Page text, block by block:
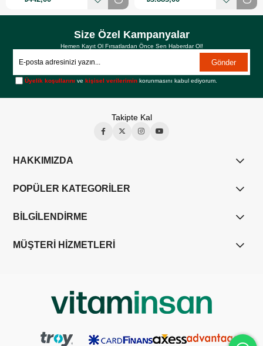
Size Özel Kampanyalar
Hemen Kayıt Ol Fırsatlardan Önce Sen Haberdar Ol!
Gönder
Üyelik koşullarını vekişisel verilerimin korunmasını kabul ediyorum.
Takipte Kal
HAKKIMIZDA
POPÜLER KATEGORİLER
BİLGİLENDİRME
MÜŞTERİ HİZMETLERİ